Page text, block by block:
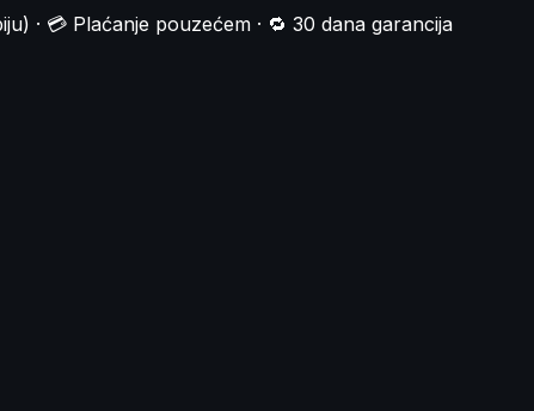
· 💳 Plaćanje pouzećem · 🔁 30 dana garancija